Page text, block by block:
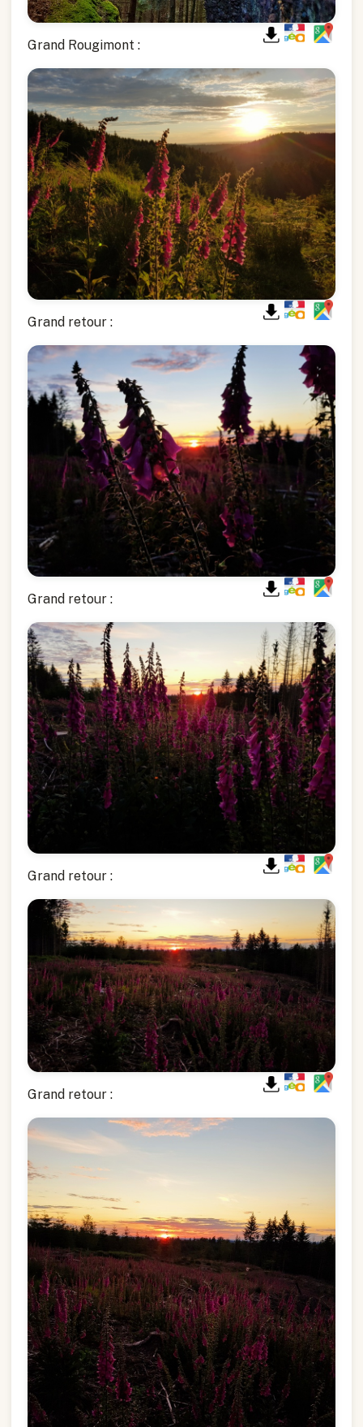
Grand Rougimont :
Grand retour :
Grand retour :
Grand retour :
Grand retour :